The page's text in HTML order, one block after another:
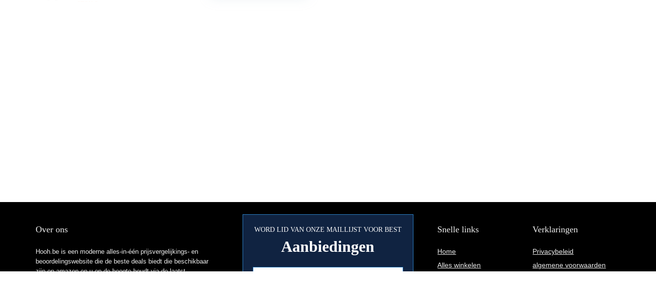
Over ons
Hooh.be is een moderne alles-in-één prijsvergelijkings- en
beoordelingswebsite die de beste deals biedt die beschikbaar
zijn op amazon en u op de hoogte houdt via de laatst
WORD LID VAN ONZE MAILLIJST VOOR BEST
Aanbiedingen
Snelle links
Home
Alles winkelen
Verklaringen
Privacybeleid
algemene voorwaarden